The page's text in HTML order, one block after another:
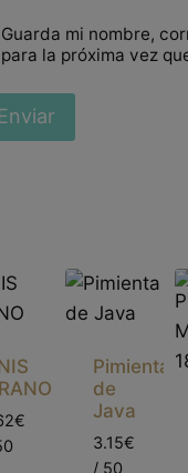
Guarda mi nombre,
para la próxima vez
Pimienta
de
Java
3.15€
/ 50